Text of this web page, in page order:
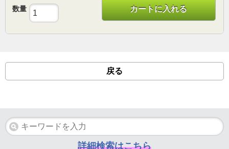
数量 カートに入れる
戻る
詳細検索はこちら